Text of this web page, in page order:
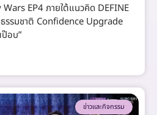
Wars EP4 ภายใต้แนวคิด DEFINE
ธรรมชาติ Confidence Upgrade
อบ”
ข่าวและกิจกรรม